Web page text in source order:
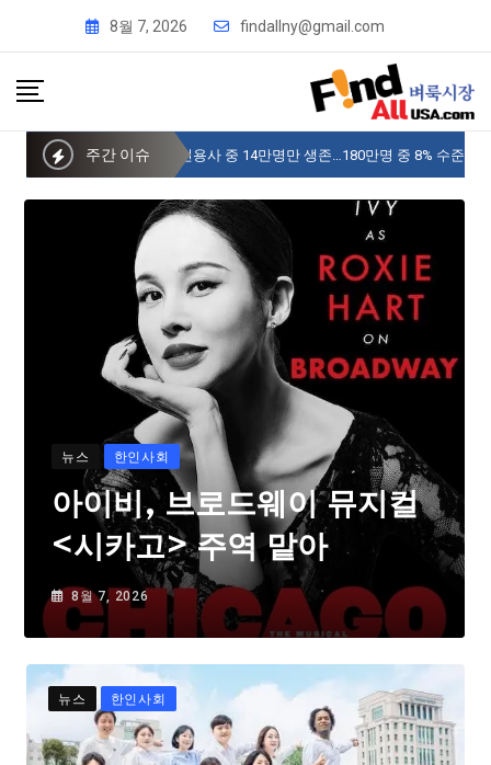
8월 7, 2026 findallny@gmail.com
주간 이슈 사이버 한국외국어대 미주글로벌센터 뉴욕
뉴스 한인사회
아이비, 브로드웨이 뮤지컬
<시카고> 주역 맡아
8월 7, 2026
뉴스 한인사회